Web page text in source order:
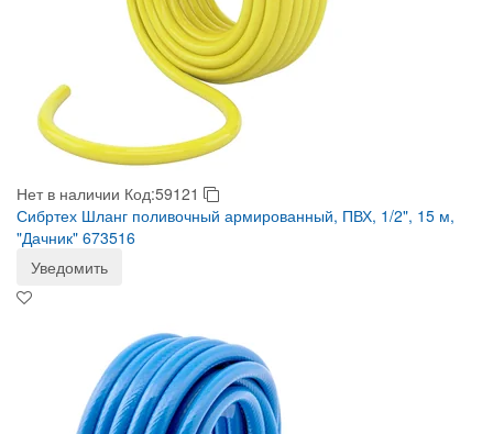
Нет в наличии Код:59121
Сибртех Шланг поливочный армированный, ПВХ, 1/2", 15 м,
"Дачник" 673516
Уведомить